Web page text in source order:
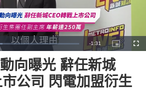
:
Remaining
Time
-1:31
Picture-
in-
向曝光 辭任新城
公司 閃電加盟衍生